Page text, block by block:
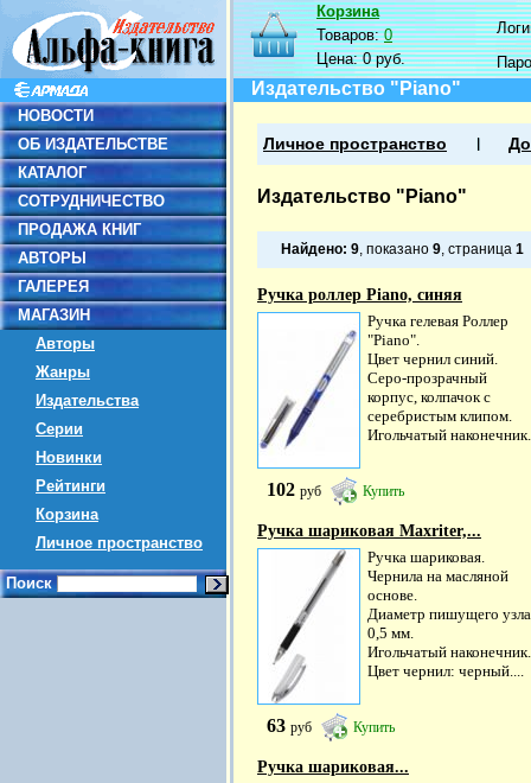
НОВОСТИ
ОБ ИЗДАТЕЛЬСТВЕ
КАТАЛОГ
СОТРУДНИЧЕСТВО
ПРОДАЖА КНИГ
АВТОРЫ
ГАЛЕРЕЯ
МАГАЗИН
Авторы
Жанры
Издательства
Серии
Новинки
Рейтинги
Корзина
Личное пространство
Поиск
Корзина
Товаров:0
Цена:0 руб.
Издательство "Piano"
Личное пространство
Издательство "Piano"
Найдено: 9, показано 9, страница 1
Ручка роллер Piano, синяя
Ручка гелевая Роллер
"Piano".
Цвет чернил синий.
Серо-прозрачный
корпус, колпачок с
серебристым клипом.
Игольчатый наконечник.
102 руб Купить
Ручка шариковая Maxriter,...
Ручка шариковая.
Чернила на масляной
основе.
Диаметр пишущего
0,5 мм.
Игольчатый наконечник.
Цвет чернил: черный....
63 руб Купить
Ручка шариковая...